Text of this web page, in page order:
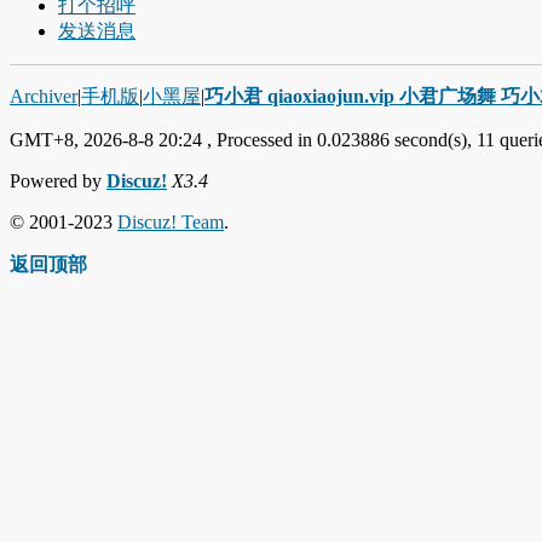
打个招呼
发送消息
Archiver|手机版|小黑屋|巧小君 qiaoxiaojun.vip 小君广场舞 巧
GMT+8, 2026-8-8 20:24 , Processed in 0.023886 second(s), 11
Powered by Discuz! X3.4
© 2001-2023 Discuz! Team.
返回顶部